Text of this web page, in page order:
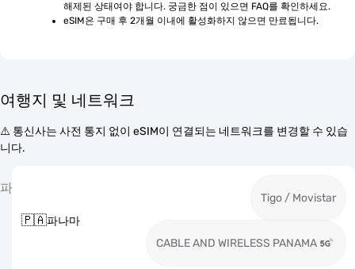
해제된 상태여야 합니다. 궁금한 점이 있으면 FAQ를 확인하세요.
eSIM은 구매 후 2개월 이내에 활성화하지 않으면 만료됩니다.
여행지 및 네트워크
⚠️ 통신사는 사전 통지 없이 eSIM이 연결되는 네트워크를 변경할 수 있습
니다.
파
🇵🇦파나마
Tigo / Movistar
CABLE AND WIRELESS PANAMA